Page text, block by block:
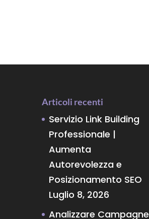
Articoli recenti
Servizio Link Building
Professionale |
Aumenta
Autorevolezza e
Posizionamento SEO
Luglio 8, 2026
Analizzare Campagne